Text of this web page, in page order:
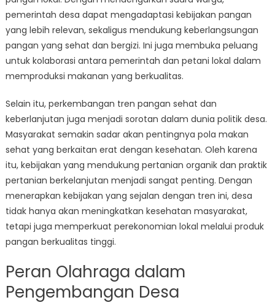
pemerintah desa dapat mengadaptasi kebijakan pangan
yang lebih relevan, sekaligus mendukung keberlangsungan
pangan yang sehat dan bergizi. Ini juga membuka peluang
untuk kolaborasi antara pemerintah dan petani lokal dalam
memproduksi makanan yang berkualitas.
Selain itu, perkembangan tren pangan sehat dan
keberlanjutan juga menjadi sorotan dalam dunia politik desa.
Masyarakat semakin sadar akan pentingnya pola makan
sehat yang berkaitan erat dengan kesehatan. Oleh karena
itu, kebijakan yang mendukung pertanian organik dan praktik
pertanian berkelanjutan menjadi sangat penting. Dengan
menerapkan kebijakan yang sejalan dengan tren ini, desa
tidak hanya akan meningkatkan kesehatan masyarakat,
tetapi juga memperkuat perekonomian lokal melalui produk
pangan berkualitas tinggi.
Peran Olahraga dalam
Pengembangan Desa